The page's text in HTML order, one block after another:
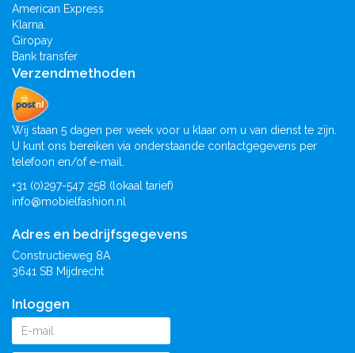
American Express
Klarna.
Giropay
Bank transfer
Verzendmethoden
Wij staan 5 dagen per week voor u klaar om u van dienst te zijn.
U kunt ons bereiken via onderstaande contactgegevens per
telefoon en/of e-mail.
+31 (0)297-547 258 (lokaal tarief)
info@mobielfashion.nl
Adres en bedrijfsgegevens
Constructieweg 8A
3641 SB Mijdrecht
Inloggen